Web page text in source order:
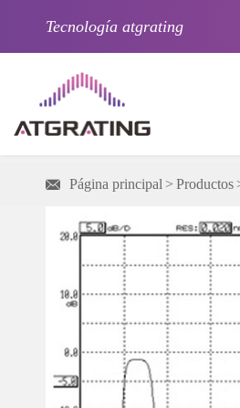
Tecnología atgrating
 Página principal Productos